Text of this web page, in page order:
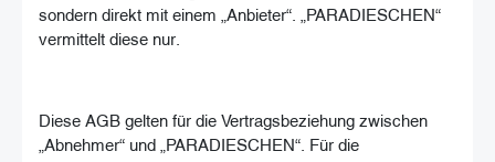
sondern direkt mit einem „Anbieter“. „PARADIESCHEN“
vermittelt diese nur.
Diese AGB gelten für die Vertragsbeziehung zwischen
„Abnehmer“ und „PARADIESCHEN“. Für die